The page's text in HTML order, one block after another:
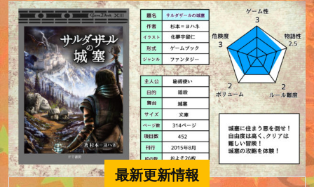
最新更新情報